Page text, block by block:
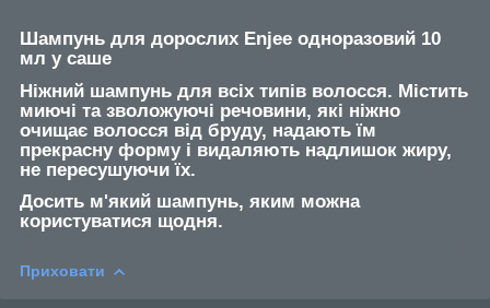
Шампунь для дорослих Enjee одноразовий 10
мл у саше
Ніжний шампунь для всіх типів волосся. Містить
миючі та зволожуючі речовини, які ніжно
очищає волосся від бруду, надають їм
прекрасну форму і видаляють надлишок жиру,
не пересушуючи їх.
Досить м'який шампунь, яким можна
користуватися щодня.
Приховати